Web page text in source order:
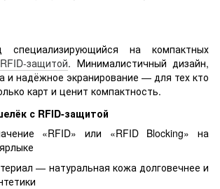
специализирующийся на компактных
защитой. Минималистичный дизайн,
и надёжное экранирование — для тех кто
карт и ценит компактность.
с RFID-защитой
«RFID» или «RFID Blocking» на
— натуральная кожа долговечнее и